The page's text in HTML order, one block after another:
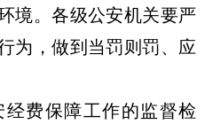
境。各级公安机关要严
为，做到当罚则罚、应
保障工作的监督检